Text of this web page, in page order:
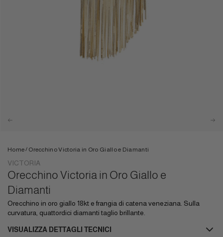
Home/ Orecchino Victoria in Oro Giallo e Diamanti
VICTORIA
Orecchino Victoria in Oro Giallo e
Diamanti
Orecchino in oro giallo 18kt e frangia di catena veneziana. Sulla
curvatura, quattordici diamanti taglio brillante.
VISUALIZZA DETTAGLI TECNICI